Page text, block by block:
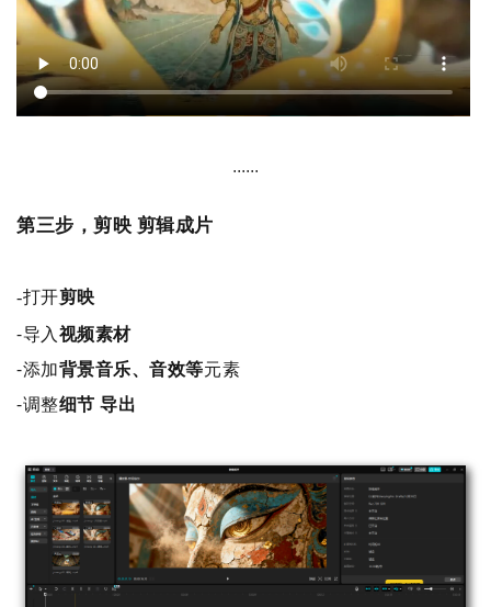
......
第三步，剪映 剪辑成片
-打开剪映
-导入视频素材
-添加背景音乐、音效等元素
-调整细节 导出